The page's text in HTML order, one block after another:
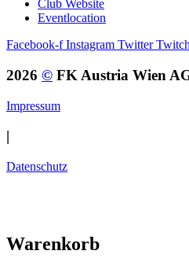
Club Website
Eventlocation
Facebook-f Instagram Twitter Twitch
2026 © FK Austria Wien
Impressum
|
Datenschutz
Warenkorb